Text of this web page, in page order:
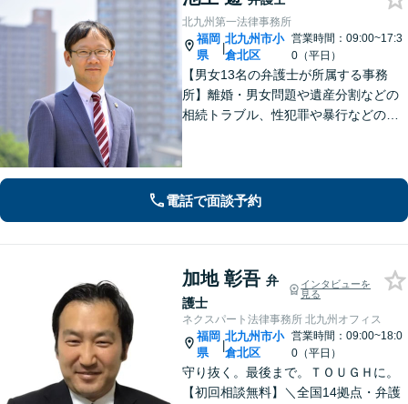
北九州第一法律事務所
福岡
県
|
北九州市小
倉北区
営業時間：09:00~17:3
0（平日）
【男女13名の弁護士が所属する事務
所】離婚・男女問題や遺産分割などの
相続トラブル、性犯罪や暴行などの刑
します【土日祝・当日対応可】
電話で面談予約
加地 彰吾 弁
護士
インタビューを
見る
ネクスパート法律事務所 北九州オフィス
福岡
県
|
北九州市小
倉北区
営業時間：09:00~18:0
0（平日）
守り抜く。最後まで。ＴＯＵＧＨに。
【初回相談無料】＼全国14拠点・弁護